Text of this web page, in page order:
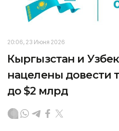
20:06, 23 Июня 2026
Кыргызстан и
нацелены довести
до $2 млрд